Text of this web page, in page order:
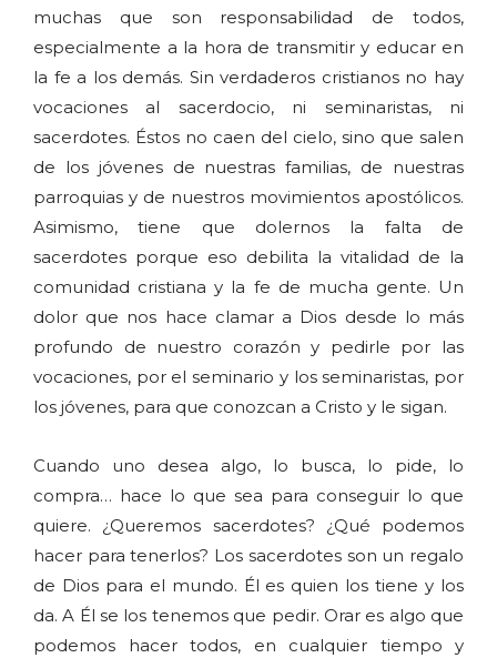
muchas que son responsabilidad de todos,
especialmente a la hora de transmitir y educar en
la fe a los demás. Sin verdaderos cristianos no hay
vocaciones al sacerdocio, ni seminaristas, ni
sacerdotes. Éstos no caen del cielo, sino que salen
de los jóvenes de nuestras familias, de nuestras
parroquias y de nuestros movimientos apostólicos.
Asimismo, tiene que dolernos la falta de
sacerdotes porque eso debilita la vitalidad de la
comunidad cristiana y la fe de mucha gente. Un
dolor que nos hace clamar a Dios desde lo más
profundo de nuestro corazón y pedirle por las
vocaciones, por el seminario y los seminaristas, por
los jóvenes, para que conozcan a Cristo y le sigan.
Cuando uno desea algo, lo busca, lo pide, lo
compra… hace lo que sea para conseguir lo que
quiere. ¿Queremos sacerdotes? ¿Qué podemos
hacer para tenerlos? Los sacerdotes son un regalo
de Dios para el mundo. Él es quien los tiene y los
da. A Él se los tenemos que pedir. Orar es algo que
podemos hacer todos, en cualquier tiempo y